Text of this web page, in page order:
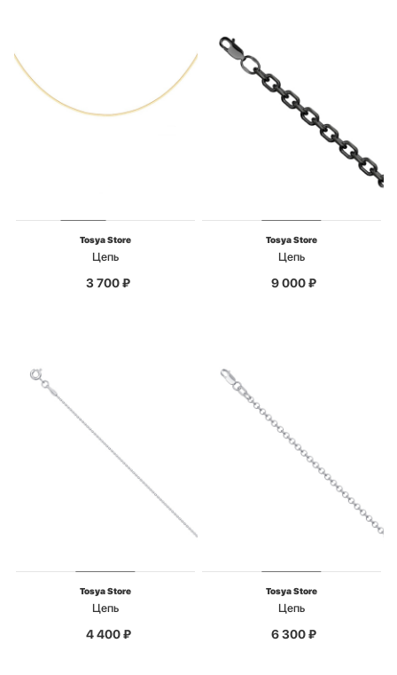
Tosya Store
Цепь
3 700₽
Tosya Store
Цепь
9 000₽
Tosya Store
Цепь
4 400₽
Tosya Store
Цепь
6 300₽